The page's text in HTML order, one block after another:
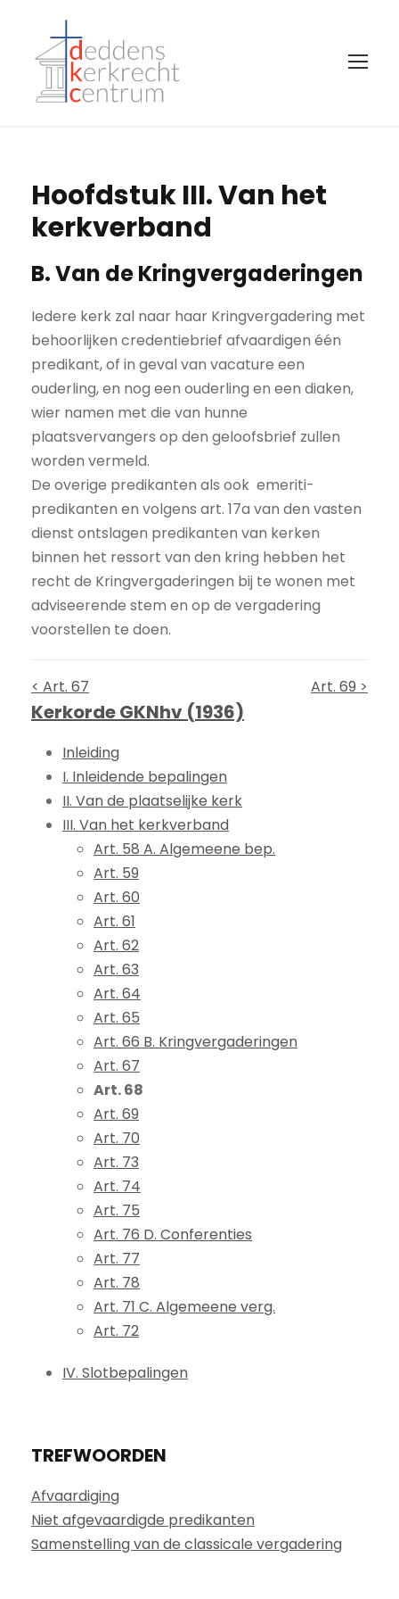
Hoofdstuk III. Van het
kerkverband
B. Van de Kringvergaderingen
Iedere kerk zal naar haar Kringvergadering met
behoorlijken credentiebrief afvaardigen één
predikant, of in geval van vacature een
ouderling, en nog een ouderling en een diaken,
wier namen met die van hunne
plaatsvervangers op den geloofsbrief zullen
worden vermeld.
De overige predikanten als ook emeriti-
predikanten en volgens art. 17a van den vasten
dienst ontslagen predikanten van kerken
binnen het ressort van den kring hebben het
recht de Kringvergaderingen bij te wonen met
adviseerende stem en op de vergadering
voorstellen te doen.
< Art. 67 Art. 69 >
Kerkorde GKNhv (1936)
Inleiding
I. Inleidende bepalingen
II. Van de plaatselijke kerk
III. Van het kerkverband
Art. 58 A. Algemeene bep.
Art. 59
Art. 60
Art. 61
Art. 62
Art. 63
Art. 64
Art. 65
Art. 66 B. Kringvergaderingen
Art. 67
Art. 68
Art. 69
Art. 70
Art. 73
Art. 74
Art. 75
Art. 76 D. Conferenties
Art. 77
Art. 78
Art. 71 C. Algemeene verg.
Art. 72
IV. Slotbepalingen
TREFWOORDEN
Afvaardiging
Niet afgevaardigde predikanten
Samenstelling van de classicale vergadering